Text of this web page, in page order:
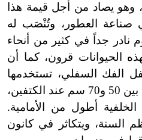
يصاد من أجل قيمة هذا
العطور، وتُنْصَب له
نادر جداً في كثير من أنحاء
الحيوانات قرون، كما أن
الفك السفلي، تستخدمها
في معاركها. يراوح ارتفاعه بين 50 و70 سم عند الكتفين،
قوائمه الخلفية أطول من الأمامية.
السنة، ويتكاثر في كانون